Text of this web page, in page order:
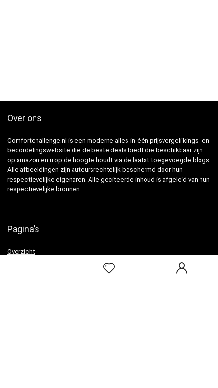
Over ons
Comfortchallenge.nl is een moderne alles-in-één prijsvergelijkings- en
beoordelingswebsite die de beste deals biedt die beschikbaar zijn
op amazon en u op de hoogte houdt via de laatst toegevoegde blogs.
Alle afbeeldingen zijn auteursrechtelijk beschermd door hun
respectievelijke eigenaren. Alle geciteerde inhoud is afgeleid van hun
respectievelijke bronnen.
Pagina’s
Overzicht